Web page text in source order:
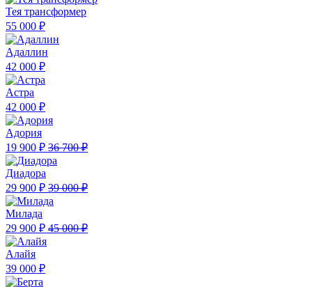
Тея трансформер
55 000 ₽
Адаллин
42 000 ₽
Астра
42 000 ₽
Адория
19 900 ₽ 36 700 ₽
Диадора
29 900 ₽ 39 000 ₽
Милада
29 900 ₽ 45 000 ₽
Алайя
39 000 ₽